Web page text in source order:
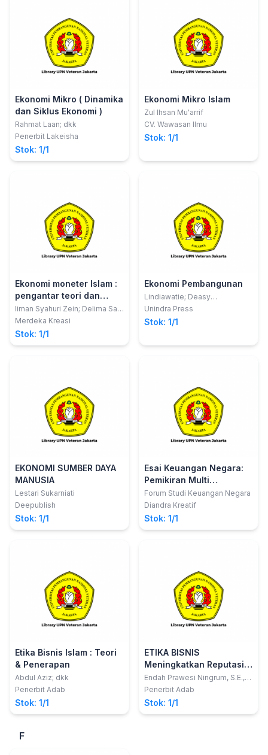
Ekonomi Mikro ( Dinamika
dan Siklus Ekonomi )
Rahmat Laan; dkk
Penerbit Lakeisha
Stok: 1/1
Ekonomi Mikro Islam
Zul Ihsan Mu'arrif
CV. Wawasan Ilmu
Stok: 1/1
Ekonomi moneter Islam :
pengantar teori dan
aplikasi
liman Syahuri Zein; Delima Sari
Lubis; Nando Farizal
Merdeka Kreasi
Stok: 1/1
Ekonomi Pembangunan
Lindiawatie; Deasy
Nurmalasari
Unindra Press
Stok: 1/1
EKONOMI SUMBER DAYA
MANUSIA
Lestari Sukarniati
Deepublish
Stok: 1/1
Esai Keuangan Negara:
Pemikiran Multi
Perspektif
Forum Studi Keuangan Negara
Diandra Kreatif
Stok: 1/1
Etika Bisnis Islam : Teori
& Penerapan
Abdul Aziz; dkk
Penerbit Adab
Stok: 1/1
ETIKA BISNIS
Meningkatkan Reputasi
Perusahaan di Era
Society 5.0
Endah Prawesi Ningrum, S.E.,
M.Ak.; dkk
Penerbit Adab
Stok: 1/1
F